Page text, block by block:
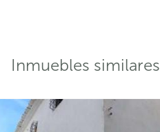
Inmuebles similares